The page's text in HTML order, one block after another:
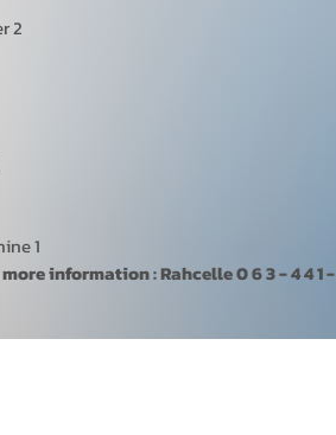
2
1
information : Rahcelle 0 6 3 - 4 4 1 -